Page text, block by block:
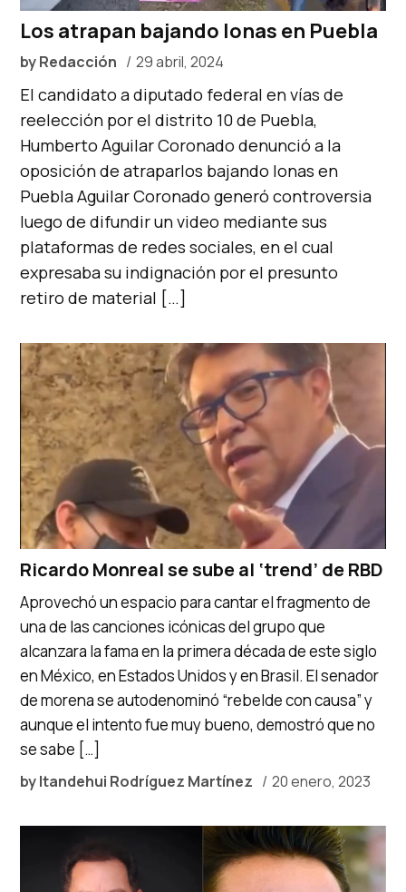
Los atrapan bajando lonas en Puebla
byRedacción 29 abril, 2024
El candidato a diputado federal en vías de
reelección por el distrito 10 de Puebla,
Humberto Aguilar Coronado denunció a la
oposición de atraparlos bajando lonas en
Puebla Aguilar Coronado generó controversia
luego de difundir un video mediante sus
plataformas de redes sociales, en el cual
expresaba su indignación por el presunto
retiro de material […]
Ricardo Monreal se sube al ‘trend’ de RBD
byItandehui Rodríguez Martínez 20 enero, 2023
Aprovechó un espacio para cantar el fragmento de
una de las canciones icónicas del grupo que
alcanzara la fama en la primera década de este siglo
en México, en Estados Unidos y en Brasil. El senador
de morena se autodenominó “rebelde con causa” y
aunque el intento fue muy bueno, demostró que no
se sabe […]